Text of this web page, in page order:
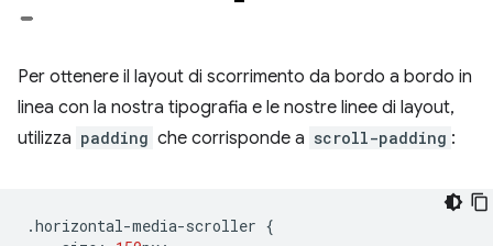
Per ottenere il layout di scorrimento da bordo a bordo in
linea con la nostra tipografia e le nostre linee di layout,
utilizza padding che corrisponde a scroll-padding :
.horizontal-media-scroller {